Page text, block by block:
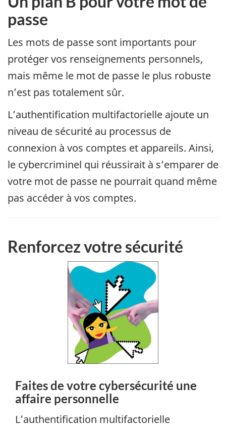
passe
Les mots de passe sont importants pour
protéger vos renseignements personnels,
mais même le mot de passe le plus robuste
n’est pas totalement sûr.
L’authentification multifactorielle ajoute un
niveau de sécurité au processus de
connexion à vos comptes et appareils. Ainsi,
le cybercriminel qui réussirait à s’emparer de
votre mot de passe ne pourrait quand même
pas accéder à vos comptes.
Renforcez votre sécurité
Faites de votre cybersécurité une
affaire personnelle
L’authentification multifactorielle